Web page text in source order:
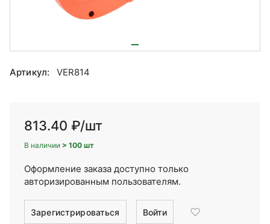
Артикул: VER814
813.40 ₽/шт
В наличии > 100 шт
Оформление заказа доступно только
авторизированным пользователям.
Зарегистрироваться Войти